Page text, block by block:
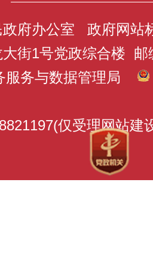
府办公室 政府网站
街1号党政综合楼 邮
服务与数据管理局
仅受理网站建